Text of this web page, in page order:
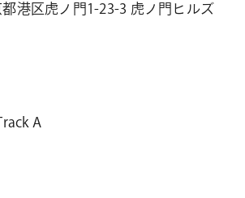
都港区虎ノ門1-23-3 虎ノ門ヒルズ
A